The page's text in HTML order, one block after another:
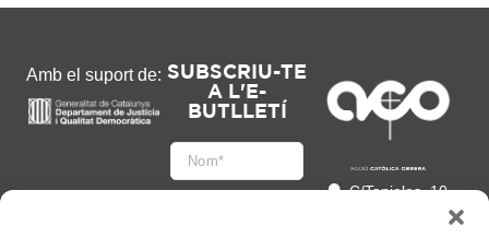
Amb el suport de: SUBSCRIU-TE
A L'E-
BUTLLETÍ
C/Tapioles, 10